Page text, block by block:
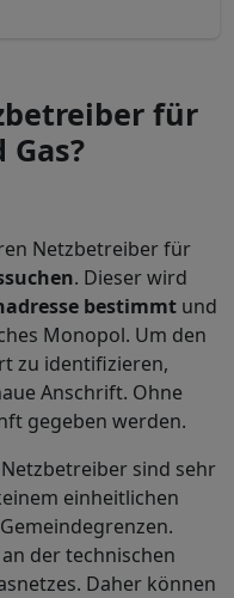
für
Netzbetreiber für
. Dieser wird
bestimmt und
Monopol. Um den
zu identifizieren,
Anschrift. Ohne
gegeben werden.
sind sehr
einheitlichen
der technischen
Daher können